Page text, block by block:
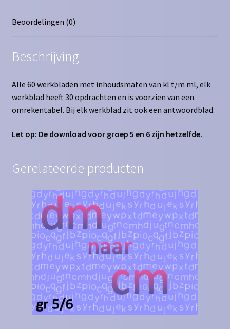
Beoordelingen (0)
Beschrijving
Alle 60 werkbladen met inhoudsmaten van kl t/m ml, elk
werkblad heeft 30 opdrachten en is voorzien van een
omrekentabel. Bij elk werkblad zit ook een antwoordblad.
Let op: De download voor groep 5 en 6 zijn hetzelfde.
Gerelateerde producten